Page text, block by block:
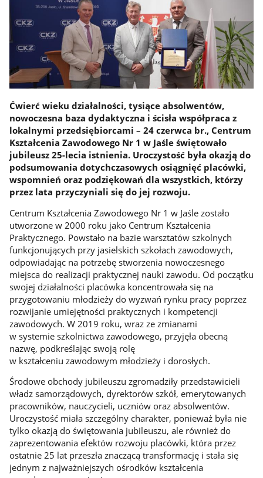
Ćwierć wieku działalności, tysiące absolwentów,
nowoczesna baza dydaktyczna i ścisła współpraca z
lokalnymi przedsiębiorcami – 24 czerwca br., Centrum
Kształcenia Zawodowego Nr 1 w Jaśle świętowało
jubileusz 25-lecia istnienia. Uroczystość była okazją do
podsumowania dotychczasowych osiągnięć placówki,
wspomnień oraz podziękowań dla wszystkich, którzy
przez lata przyczyniali się do jej rozwoju.
Centrum Kształcenia Zawodowego Nr 1 w Jaśle zostało
utworzone w 2000 roku jako Centrum Kształcenia
Praktycznego. Powstało na bazie warsztatów szkolnych
funkcjonujących przy jasielskich szkołach zawodowych,
odpowiadając na potrzebę stworzenia nowoczesnego
miejsca do realizacji praktycznej nauki zawodu. Od początku
swojej działalności placówka koncentrowała się na
przygotowaniu młodzieży do wyzwań rynku pracy poprzez
rozwijanie umiejętności praktycznych i kompetencji
zawodowych. W 2019 roku, wraz ze zmianami
w systemie szkolnictwa zawodowego, przyjęła obecną
nazwę, podkreślając swoją rolę
w kształceniu zawodowym młodzieży i dorosłych.
Środowe obchody jubileuszu zgromadziły przedstawicieli
władz samorządowych, dyrektorów szkół, emerytowanych
pracowników, nauczycieli, uczniów oraz absolwentów.
Uroczystość miała szczególny charakter, ponieważ była nie
tylko okazją do świętowania jubileuszu, ale również do
zaprezentowania efektów rozwoju placówki, która przez
ostatnie 25 lat przeszła znaczącą transformację i stała się
jednym z najważniejszych ośrodków kształcenia